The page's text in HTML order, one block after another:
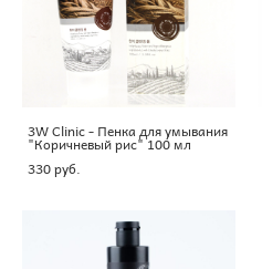
3W Clinic - Пенка для умывания
"Коричневый рис" 100 мл
330 pуб.